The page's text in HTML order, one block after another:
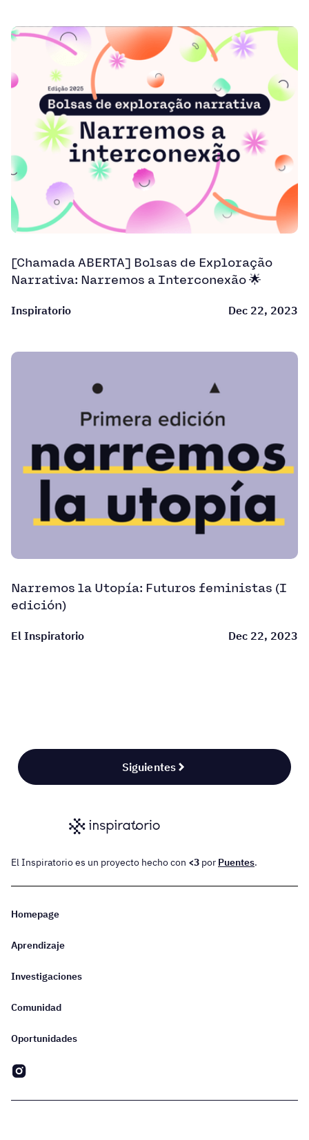
[Chamada ABERTA] Bolsas de Exploração
Narrativa: Narremos a Interconexão 🌟
Inspiratorio Dec 22, 2023
Narremos la Utopía: Futuros feministas (I
edición)
El Inspiratorio Dec 22, 2023
Siguientes
El Inspiratorio es un proyecto hecho con <3 por Puentes.
Homepage
Aprendizaje
Investigaciones
Comunidad
Oportunidades